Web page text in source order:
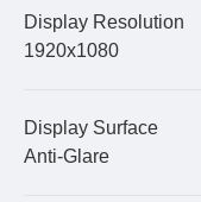
Display Resolution
1920x1080
Display Surface
Anti-Glare